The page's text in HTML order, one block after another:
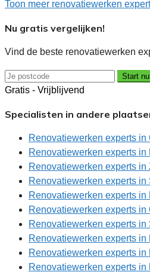
Toon meer renovatiewerken
Nu gratis vergelijken!
Vind de beste renovatiewerken
Start
Gratis - Vrijblijvend
Specialisten in andere
Renovatiewerken experts in
Renovatiewerken experts in
Renovatiewerken experts
Renovatiewerken experts in
Renovatiewerken experts in
Renovatiewerken experts in
Renovatiewerken experts in
Renovatiewerken experts in
Renovatiewerken experts in
Renovatiewerken experts in